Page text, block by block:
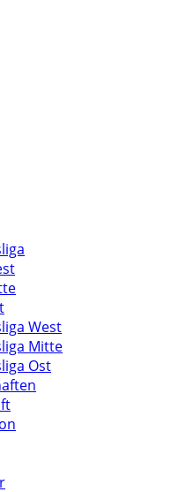
West
Mitte
Ost